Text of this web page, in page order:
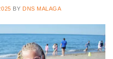
BY DNS MALAGA